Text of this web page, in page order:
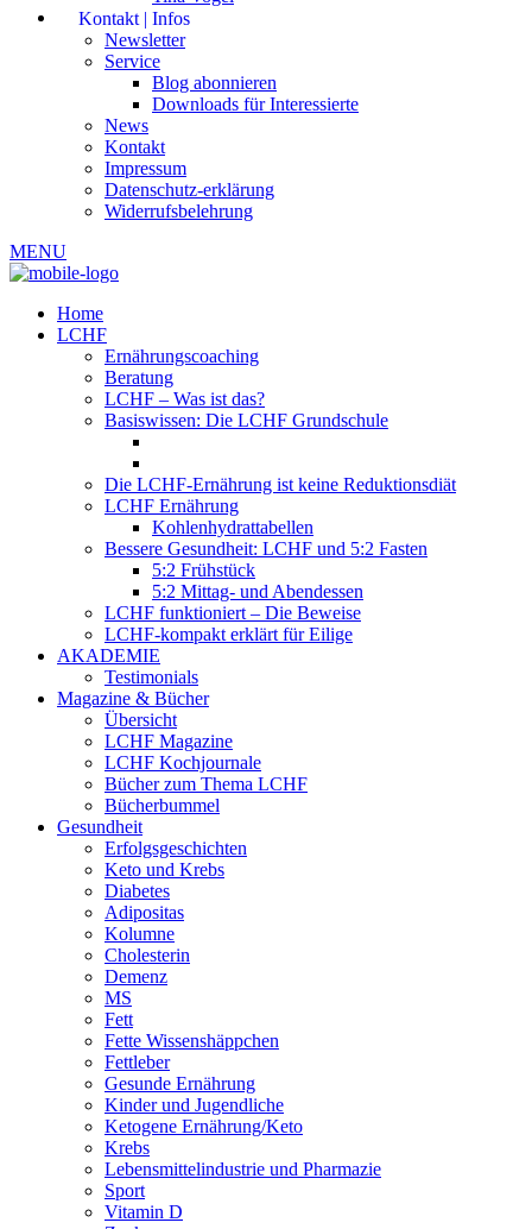
Kontakt | Infos
Newsletter
Service
Blog abonnieren
Downloads für Interessierte
News
Kontakt
Impressum
Datenschutz-erklärung
Widerrufsbelehrung
MENU
Home
LCHF
Ernährungscoaching
Beratung
LCHF – Was ist das?
Basiswissen: Die LCHF Grundschule
Die LCHF-Ernährung ist keine Reduktionsdiät
LCHF Ernährung
Kohlenhydrattabellen
Bessere Gesundheit: LCHF und 5:2 Fasten
5:2 Frühstück
5:2 Mittag- und Abendessen
LCHF funktioniert – Die Beweise
LCHF-kompakt erklärt für Eilige
AKADEMIE
Testimonials
Magazine & Bücher
Übersicht
LCHF Magazine
LCHF Kochjournale
Bücher zum Thema LCHF
Bücherbummel
Gesundheit
Erfolgsgeschichten
Keto und Krebs
Diabetes
Adipositas
Kolumne
Cholesterin
Demenz
MS
Fett
Fette Wissenshäppchen
Fettleber
Gesunde Ernährung
Kinder und Jugendliche
Ketogene Ernährung/Keto
Krebs
Lebensmittelindustrie und Pharmazie
Sport
Vitamin D